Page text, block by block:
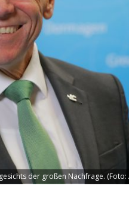
der großen Nachfrage. (Foto: